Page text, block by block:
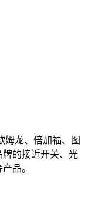
姆龙、倍加福、图
的接近开关、光
品。